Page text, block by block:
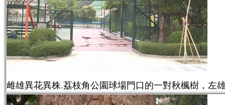
雌雄異花異株.荔枝角公園球場門口的一對秋楓樹，左